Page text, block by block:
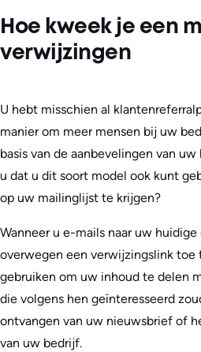
Hoe kweek je een
verwijzingen
U hebt misschien al
manier om meer mensen bij uw
basis van de aanbevelingen van
u dat u dit soort model ook kunt
op uw mailinglijst te krijgen?
Wanneer u e-mails naar uw
overwegen een verwijzingslink toe
gebruiken om uw inhoud te delen
die volgens hen geïnteresseerd
ontvangen van uw nieuwsbrief of
van uw bedrijf.